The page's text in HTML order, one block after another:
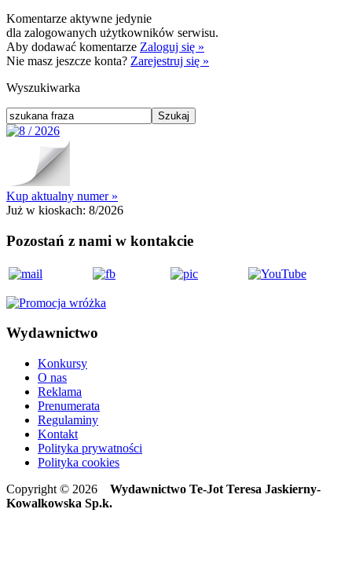
Komentarze aktywne jedynie
dla zalogowanych użytkowników serwisu.
Aby dodawać komentarze Zaloguj się »
Nie masz jeszcze konta? Zarejestruj się »
Wyszukiwarka
Kup aktualny numer »
Już w kioskach: 8/2026
Pozostań z nami w kontakcie
Wydawnictwo
Konkursy
O nas
Reklama
Prenumerata
Regulaminy
Kontakt
Polityka prywatności
Polityka cookies
Copyright © 2026 Wydawnictwo Te-Jot Teresa Jaskierny-
Kowalkowska Sp.k.